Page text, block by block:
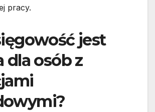
pracy.
jest
dla osób z